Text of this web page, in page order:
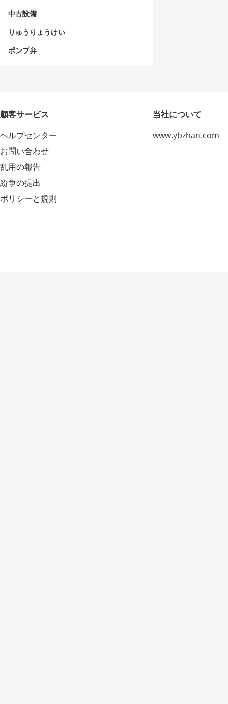
中古設備
りゅうりょうけい
ポンプ弁
顧客サービス
ヘルプセンター
お問い合わせ
乱用の報告
紛争の提出
ポリシーと規則
当社について
www.ybzhan.com